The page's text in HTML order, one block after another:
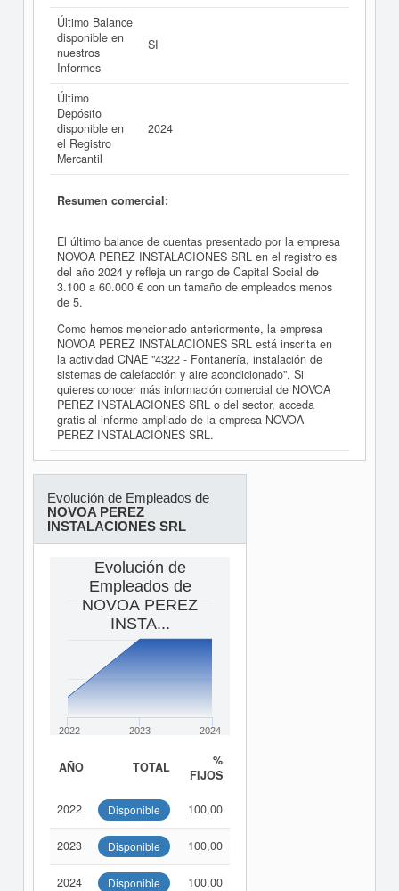
Último Balance
disponible en
nuestros
Informes
SI
Último
Depósito
disponible en
el Registro
Mercantil
2024
Resumen comercial:
El último balance de cuentas presentado por la empresa
NOVOA PEREZ INSTALACIONES SRL en el registro es
del año 2024 y refleja un rango de Capital Social de
3.100 a 60.000 € con un tamaño de empleados menos
de 5.
Como hemos mencionado anteriormente, la empresa
NOVOA PEREZ INSTALACIONES SRL está inscrita en
la actividad CNAE "4322 - Fontanería, instalación de
sistemas de calefacción y aire acondicionado". Si
quieres conocer más información comercial de NOVOA
PEREZ INSTALACIONES SRL o del sector, acceda
gratis al informe ampliado de la empresa NOVOA
PEREZ INSTALACIONES SRL.
Evolución de Empleados de
NOVOA PEREZ
INSTALACIONES SRL
Evolución de
Empleados de
NOVOA PEREZ
INSTA...
2022 2023 2024
AÑO TOTAL
%
FIJOS
2022 Disponible 100,00
2023 Disponible 100,00
2024 Disponible 100,00